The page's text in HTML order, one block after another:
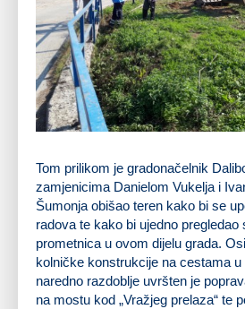
Tom prilikom je gradonačelnik
zamjenicima Danielom Vukelja i
Šumonja obišao teren kako bi se
radova te kako bi ujedno pregledao
prometnica u ovom dijelu grada.
kolničke konstrukcije na cestama u
naredno razdoblje uvršten je
na mostu kod „Vražjeg prelaza“ te